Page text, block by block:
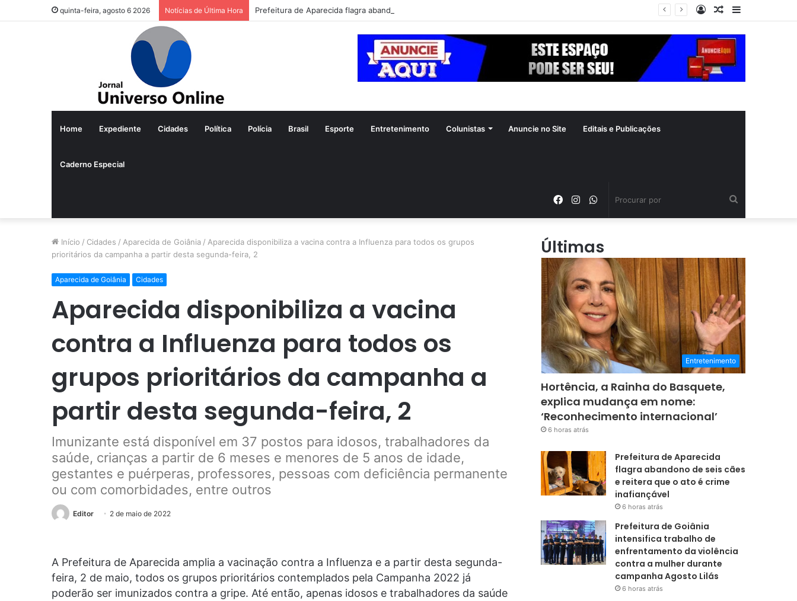
quinta-feira, agosto 6 2026 Notícias de Última Hora Prefeitura de Aparecida flagra abandono de seis cães e reitera que o ato é crime inafiançável
Barra
Artigo
Entrar
Home Expediente Cidades Política Polícia Brasil Esporte Entretenimento Colunistas Anuncie no Site Editais e Publicações
Caderno Especial
WhatsApp
Instagram
Facebook
Início / Cidades / Aparecida de Goiânia / Aparecida disponibiliza a vacina contra a Influenza para todos os grupos
prioritários da campanha a partir desta segunda-feira, 2
Aparecida de Goiânia Cidades
Aparecida disponibiliza a vacina
contra a Influenza para todos os
grupos prioritários da campanha a
partir desta segunda-feira, 2
Imunizante está disponível em 37 postos para idosos, trabalhadores da
saúde, crianças a partir de 6 meses e menores de 5 anos de idade,
gestantes e puérperas, professores, pessoas com deficiência permanente
ou com comorbidades, entre outros
Editor 2 de maio de 2022
A Prefeitura de Aparecida amplia a vacinação contra a Influenza e a partir desta segunda-
feira, 2 de maio, todos os grupos prioritários contemplados pela Campanha 2022 já
poderão ser imunizados contra a gripe. Até então, apenas idosos e trabalhadores da saúde
Últimas
Entretenimento
Hortência, a Rainha do Basquete,
explica mudança em nome:
‘Reconhecimento internacional’
6 horas atrás
Prefeitura de Aparecida
flagra abandono de seis cães
e reitera que o ato é crime
inafiançável
6 horas atrás
Prefeitura de Goiânia
intensifica trabalho de
enfrentamento da violência
contra a mulher durante
campanha Agosto Lilás
6 horas atrás